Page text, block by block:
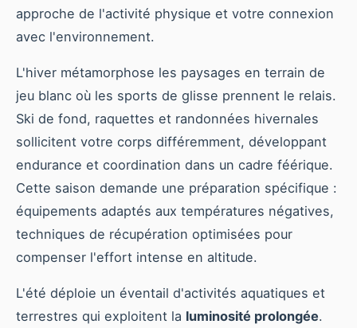
approche de l'activité physique et votre connexion
avec l'environnement.
L'hiver métamorphose les paysages en terrain de
jeu blanc où les sports de glisse prennent le relais.
Ski de fond, raquettes et randonnées hivernales
sollicitent votre corps différemment, développant
endurance et coordination dans un cadre féérique.
Cette saison demande une préparation spécifique :
équipements adaptés aux températures négatives,
techniques de récupération optimisées pour
compenser l'effort intense en altitude.
L'été déploie un éventail d'activités aquatiques et
terrestres qui exploitent la luminosité prolongée.